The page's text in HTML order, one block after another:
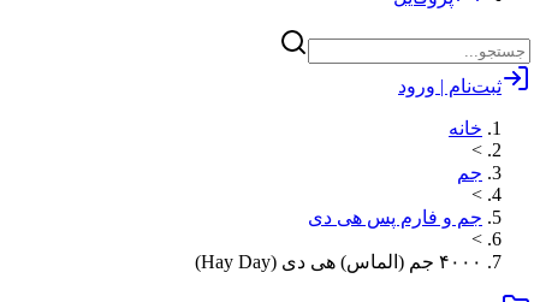
ثبت‌نام | ورود
خانه
>
جم
>
جم و فارم پس هی دی
>
۴۰۰۰ جم (الماس) هی دی (Hay Day)